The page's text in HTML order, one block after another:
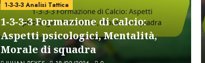
1-3-3-3 Analisi Tattica
1-3-3-3 Formazione di Calcio:
Aspetti psicologici, Mentalità,
Morale di squadra